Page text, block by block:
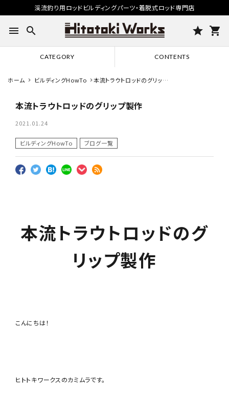
渓流釣り用ロッドビルディングパーツ・着脱式ロッド専門店
menu search star shopping_cart
CATEGORY CONTENTS
ホーム ビルディングHowTo
本流トラウトロッドのグリップ
本流トラウトロッドのグリップ製作
2021.01.24
ビルディングHowTo ブログ一覧
本流トラウトロッドのグ
リップ製作
こんにちは！
ヒトトキワークスのカミムラです。